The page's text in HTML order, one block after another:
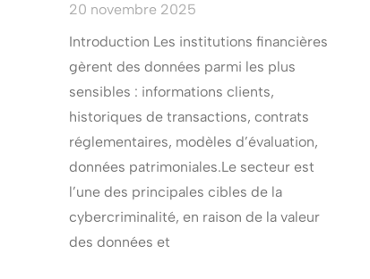
20 novembre 2025
Introduction Les institutions financières
gèrent des données parmi les plus
sensibles : informations clients,
historiques de transactions, contrats
réglementaires, modèles d’évaluation,
données patrimoniales.Le secteur est
l’une des principales cibles de la
cybercriminalité, en raison de la valeur
des données et